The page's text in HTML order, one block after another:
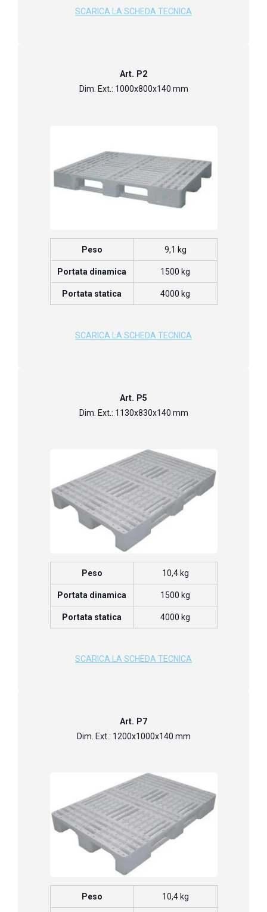
SCARICA LA SCHEDA TECNICA
Art. P2
Dim. Ext.: 1000x800x140 mm
Peso 9,1 kg
Portata dinamica 1500 kg
Portata statica 4000 kg
SCARICA LA SCHEDA TECNICA
Art. P5
Dim. Ext.: 1130x830x140 mm
Peso 10,4 kg
Portata dinamica 1500 kg
Portata statica 4000 kg
SCARICA LA SCHEDA TECNICA
Art. P7
Dim. Ext.: 1200x1000x140 mm
Peso 10,4 kg